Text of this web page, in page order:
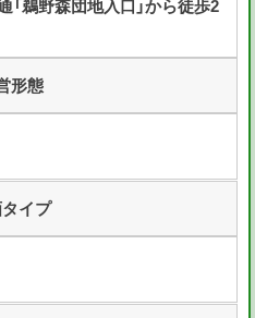
「鵜野森団地入口」から徒歩2
形態
イプ